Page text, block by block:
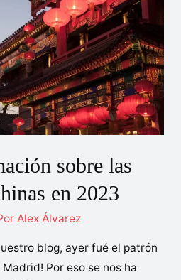
sobre las
en 2023
Alex Álvarez
blog, ayer fué el patrón
Por eso se nos ha